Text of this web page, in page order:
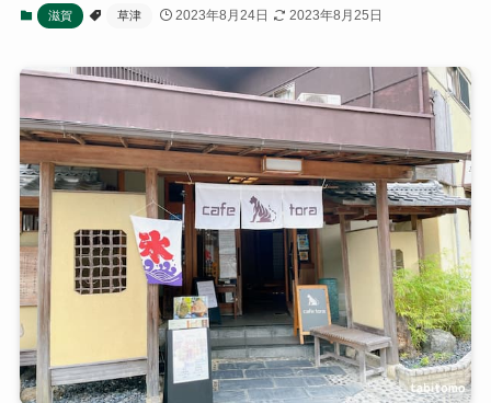
滋賀 草津 2023年8月24日 2023年8月25日